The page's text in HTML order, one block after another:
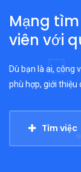
Mạng
viên với
Dù bạn là ai, công
phù hợp, giới thiệu
Tìm việc